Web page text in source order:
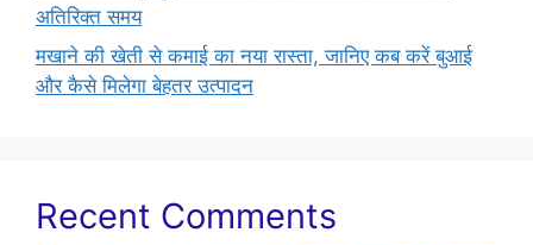
अतिरिक्त समय
मखाने की खेती से कमाई का नया रास्ता, जानिए कब करें बुआई
और कैसे मिलेगा बेहतर उत्पादन
Recent Comments